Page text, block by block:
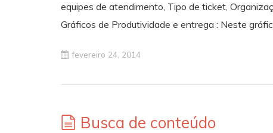
equipes de atendimento, Tipo de ticket,
Gráficos de Produtividade e entrega : Neste
fevereiro 24, 2014
Busca de conteúdo